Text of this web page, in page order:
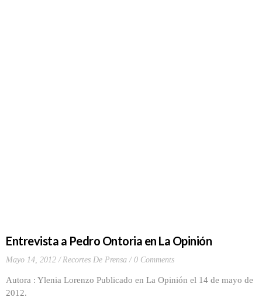
Entrevista a Pedro Ontoria en La Opinión
Mayo 14, 2012 Recortes De Prensa 0 Comments
Autora : Ylenia Lorenzo Publicado en La Opinión el 14 de mayo de
2012.